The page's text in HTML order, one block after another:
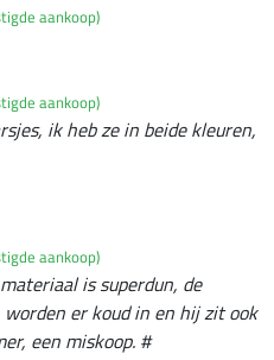
aankoop)
aankoop)
ik heb ze in beide kleuren,
aankoop)
is superdun, de
er koud in en hij zit ook
een miskoop. #